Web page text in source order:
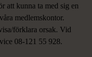
att kunna ta med sig en
medlemskontor.
förklara orsak. Vid
08-121 55 928.